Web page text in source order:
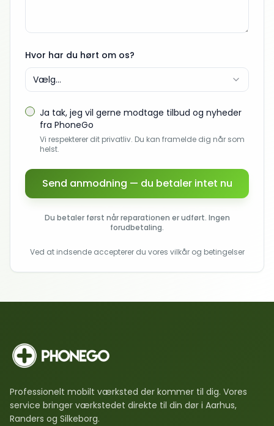
Hvor har du hørt om os?
Vælg...
Ja tak, jeg vil gerne modtage tilbud og nyheder
fra PhoneGo
Vi respekterer dit privatliv. Du kan framelde dig når som
helst.
Send anmodning — du betaler intet nu
Du betaler først når reparationen er udført. Ingen
forudbetaling.
Ved at indsende accepterer du vores vilkår og betingelser
Professionelt mobilt værksted der kommer til dig. Vores
service bringer værkstedet direkte til din dør i Aarhus,
Randers og Silkeborg.